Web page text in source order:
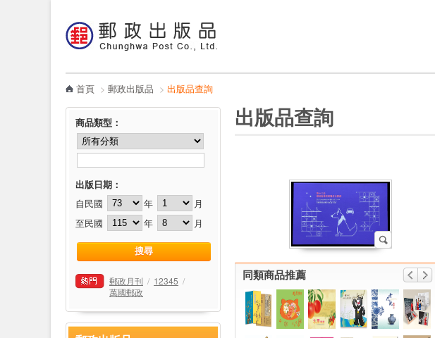
哪裡買
首頁 > 郵政出版品 > 出版品查詢
商品類型 ：
出版日期：
自民國 年
月
至民國
年 月
郵政月刊 / 12345 /
萬國郵政
出版品查詢
同類商品推薦